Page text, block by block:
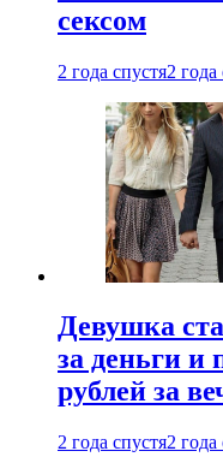
сексом
2 года спустя2 года
Девушка
за деньги и
рублей за
2 года спустя2 года